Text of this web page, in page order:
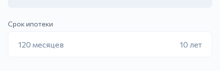
Срок ипотеки
120 месяцев 10 лет